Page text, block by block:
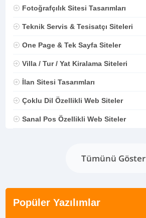
Fotoğrafçılık Sitesi Tasarımları
Teknik Servis & Tesisatçı Siteleri
One Page & Tek Sayfa Siteler
Villa / Tur / Yat Kiralama Siteleri
İlan Sitesi Tasarımları
Çoklu Dil Özellikli Web Siteler
Sanal Pos Özellikli Web Siteler
Tümünü Göster
Popüler Yazılımlar